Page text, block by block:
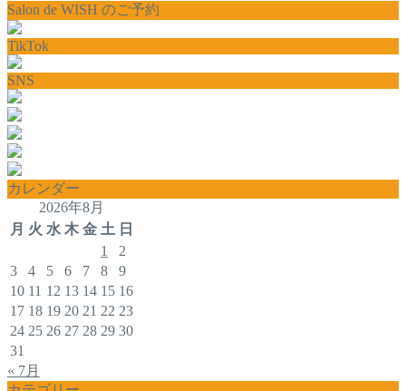
Salon de WISH のご予約
TikTok
SNS
カレンダー
2026年8月
月 火 水 木 金 土 日
1
2
3
4 5 6 7 8
9
10 11 12 13 14 15 16
17 18 19 20 21 22 23
24 25 26 27 28 29 30
31
« 7月